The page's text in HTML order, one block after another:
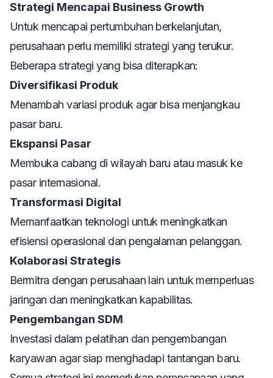
Strategi Mencapai Business Growth
Untuk mencapai pertumbuhan berkelanjutan,
perusahaan perlu memiliki strategi yang terukur.
Beberapa strategi yang bisa diterapkan:
Diversifikasi Produk
Menambah variasi produk agar bisa menjangkau
pasar baru.
Ekspansi Pasar
Membuka cabang di wilayah baru atau masuk ke
pasar internasional.
Transformasi Digital
Memanfaatkan teknologi untuk meningkatkan
efisiensi operasional dan pengalaman pelanggan.
Kolaborasi Strategis
Bermitra dengan perusahaan lain untuk memperluas
jaringan dan meningkatkan kapabilitas.
Pengembangan SDM
Investasi dalam pelatihan dan pengembangan
karyawan agar siap menghadapi tantangan baru.